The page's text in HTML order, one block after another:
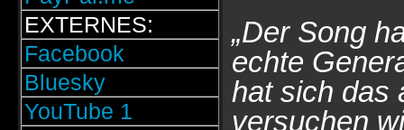
EXTERNES:
Facebook
Bluesky
YouTube 1
„Der Song
echte
hat sich das
versuchen